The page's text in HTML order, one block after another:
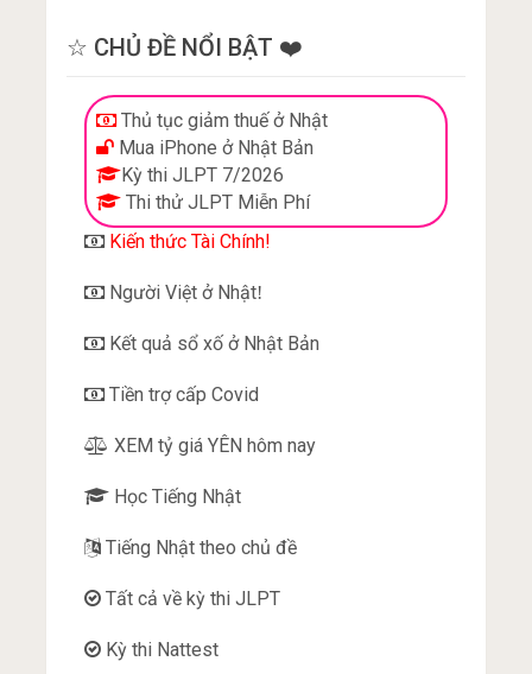
☆ CHỦ ĐỀ NỔI BẬT ❤️
Thủ tục giảm thuế ở Nhật
Mua iPhone ở Nhật Bản
Kỳ thi JLPT 7/2026
Thi thử JLPT Miễn Phí
Kiến thức Tài Chính!
Người Việt ở Nhật!
Kết quả sổ xố ở Nhật Bản
Tiền trợ cấp Covid
XEM tỷ giá YÊN hôm nay
Học Tiếng Nhật
Tiếng Nhật theo chủ đề
Tất cả về kỳ thi JLPT
Kỳ thi Nattest